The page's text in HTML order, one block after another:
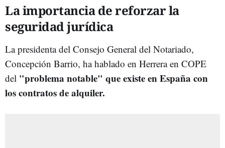
La importancia de reforzar la
seguridad jurídica
La presidenta del Consejo General del Notariado,
Concepción Barrio, ha hablado en Herrera en COPE
del "problema notable" que existe en España con
los contratos de alquiler.